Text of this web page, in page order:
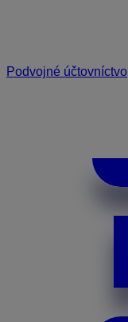
Podvojné účtovníctvo